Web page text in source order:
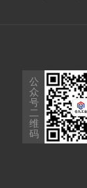
公
众
号
二
维
码